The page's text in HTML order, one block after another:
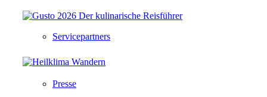
Servicepartners
Presse